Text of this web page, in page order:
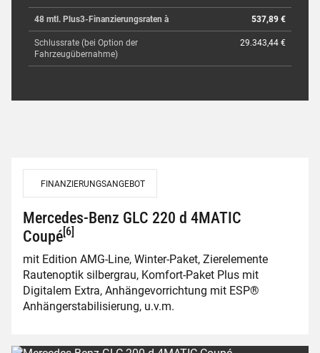
48 mtl. Plus3-Finanzierungsraten à 537,89 €
Schlussrate (bei Option der
Fahrzeugübernahme)
29.343,44 €
FINANZIERUNGSANGEBOT
Mercedes-Benz GLC 220 d 4MATIC
Coupé[6]
mit Edition AMG-Line, Winter-Paket, Zierelemente
Rautenoptik silbergrau, Komfort-Paket Plus mit
Digitalem Extra, Anhängevorrichtung mit ESP®
Anhängerstabilisierung, u.v.m.